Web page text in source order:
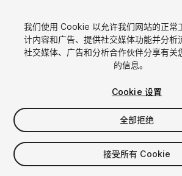
1 /3
$4.99
我们使用 Cookie 以允许我们网站的正常
计内容和广告、提供社交媒体功能并分析
社交媒体、广告和分析合作伙伴分享有关
的信息。
Cookie 设置
全部拒绝
接受所有 Cookie